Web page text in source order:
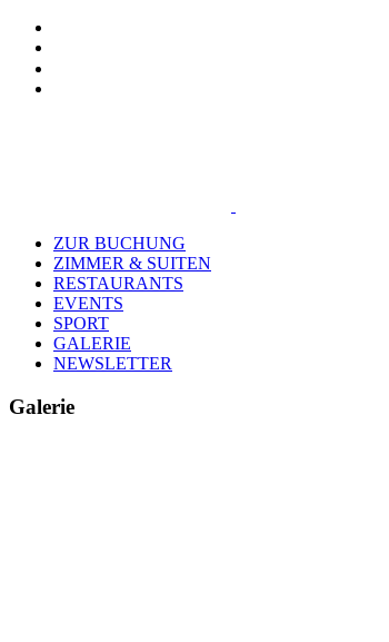
Zum
Inhalt
springen
Tiktok
Instagram
Facebook
Mail
ZUR BUCHUNG
ZIMMER & SUITEN
RESTAURANTS
EVENTS
SPORT
GALERIE
NEWSLETTER
Galerie